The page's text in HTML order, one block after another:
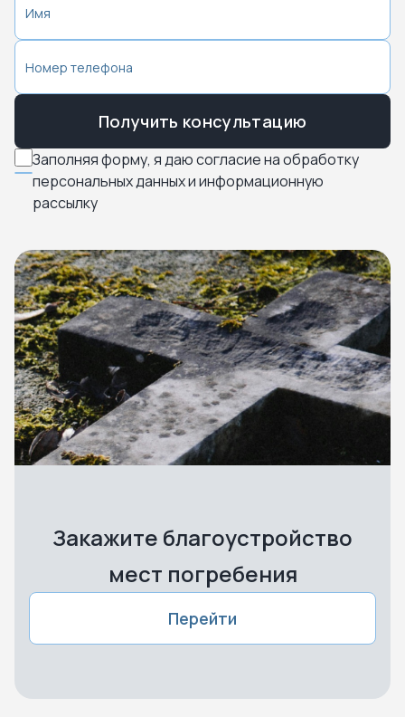
Заполняя форму, я даю согласие на обработку
персональных данных и информационную
рассылку
Получить консультацию
Закажите благоустройство
мест погребения
Перейти